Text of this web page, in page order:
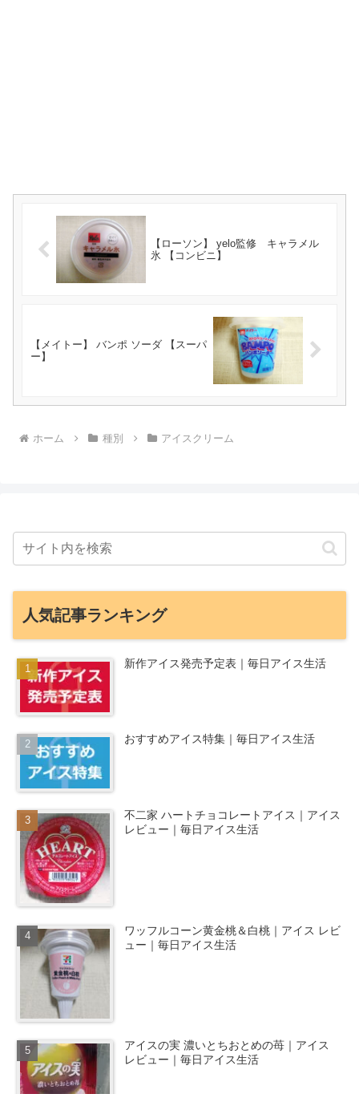
【ローソン】 yelo監修 キャラメル
氷 【コンビニ】
【メイトー】 バンポ ソーダ 【スーパ
ー】
ホーム 種別 アイスクリーム
人気記事ランキング
新作アイス発売予定表｜毎日アイス生活
おすすめアイス特集｜毎日アイス生活
不二家 ハートチョコレートアイス｜アイス
レビュー｜毎日アイス生活
ワッフルコーン黄金桃＆白桃｜アイス レビ
ュー｜毎日アイス生活
アイスの実 濃いとちおとめの苺｜アイス
レビュー｜毎日アイス生活